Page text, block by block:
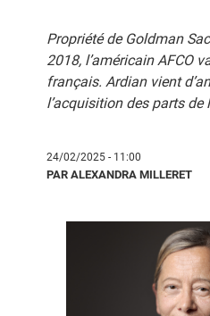
Propriété de Goldman
2018, l’américain AFCO
français. Ardian vient
l’acquisition des parts de
24/02/2025 - 11:00
PAR ALEXANDRA MILLERET